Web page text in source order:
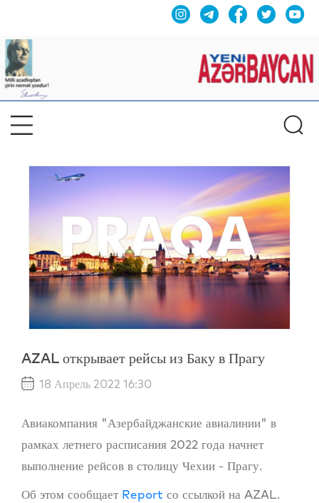
AZAL открывает рейсы из Баку в Прагу
18 Апрель 2022 16:30
Авиакомпания "Азербайджанские авиалинии" в
рамках летнего расписания 2022 года начнет
выполнение рейсов в столицу Чехии - Прагу.
Об этом сообщает Report со ссылкой на AZAL.